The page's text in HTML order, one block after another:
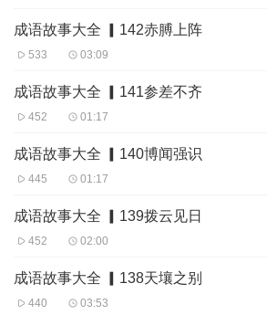
成语故事大全 ▎142赤膊上阵
533 03:09
成语故事大全 ▎141参差不齐
452 01:17
成语故事大全 ▎140博闻强识
445 01:17
成语故事大全 ▎139拨云见日
452 02:00
成语故事大全 ▎138天壤之别
440 03:53